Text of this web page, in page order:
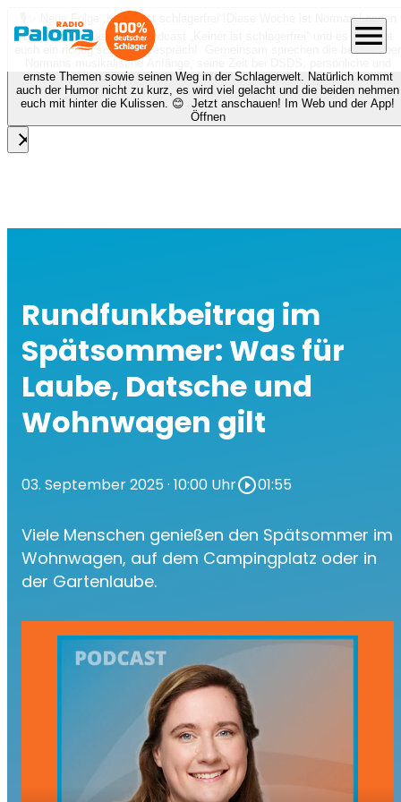
🎙️✨ Neue Folge „Keiner ist schlagerfrei“!
Diese Woche ist Norman Langen
bei Nora zu Gast beim Podcast „Keiner ist schlagerfrei“ und es erwartet
euch ein richtig schönes Gespräch! Gemeinsam sprechen die beiden über
Normans musikalische Anfänge, seine Zeit bei DSDS, persönliche und
ernste Themen sowie seinen Weg in der Schlagerwelt. Natürlich kommt
auch der Humor nicht zu kurz, es wird viel gelacht und die beiden nehmen
euch mit hinter die Kulissen. 😊 Jetzt anschauen! Im Web und der App!
Öffnen
close
menu
Rundfunkbeitrag im
Spätsommer: Was für
Laube, Datsche und
Wohnwagen gilt
03. September 2025 · 10:00 Uhrplay_circle_outline01:55
Viele Menschen genießen den Spätsommer im
Wohnwagen, auf dem Campingplatz oder in
der Gartenlaube.